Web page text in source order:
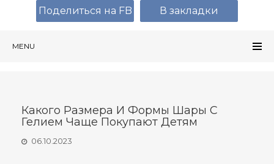
MENU
Какого Размера И Формы Шары С
Гелием Чаще Покупают Детям
06.10.2023
Поделиться на FB В закладки